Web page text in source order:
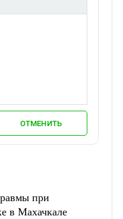
ОТМЕНИТЬ
при
в Махачкале